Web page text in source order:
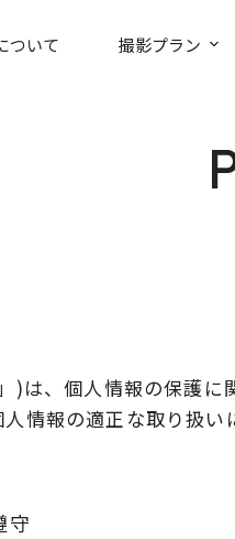
ついて 撮影プラン
)は、個人情報の保護
情報の適正な取り扱い
守